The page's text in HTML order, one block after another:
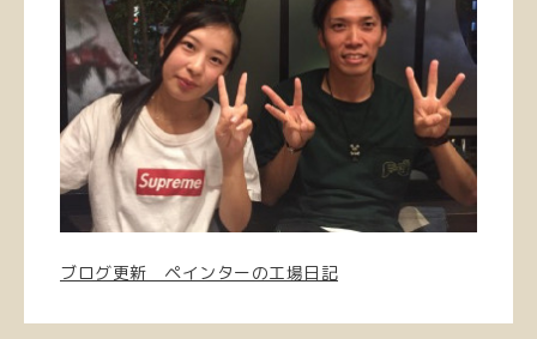
ブログ更新 ペインターの工場日記